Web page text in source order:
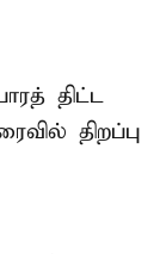
திட்ட
திறப்பு